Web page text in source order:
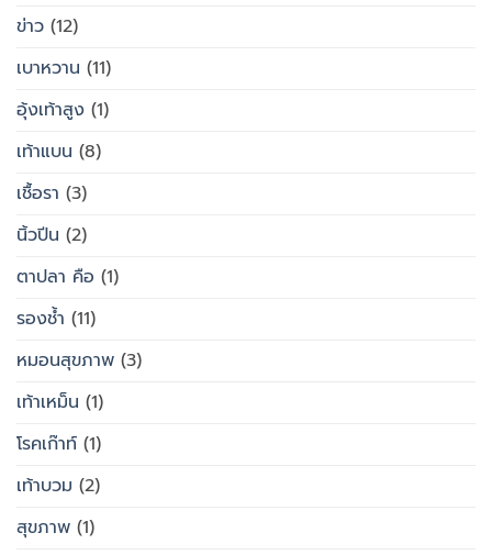
ข่าว (12)
เบาหวาน (11)
อุ้งเท้าสูง (1)
เท้าแบน (8)
เชื้อรา (3)
นิ้วปีน (2)
ตาปลา คือ (1)
รองช้ำ (11)
หมอนสุขภาพ (3)
เท้าเหม็น (1)
โรคเก๊าท์ (1)
เท้าบวม (2)
สุขภาพ (1)